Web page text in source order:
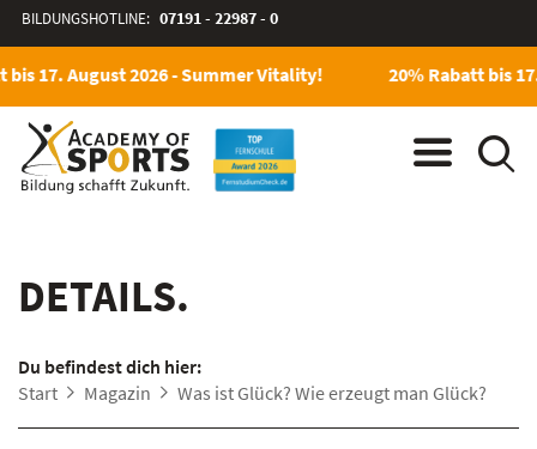
BILDUNGSHOTLINE: 07191 - 22987 - 0
bis 17. August 2026 - Summer Vitality! 20% Rabatt bis
DETAILS.
Du befindest dich hier:
Start
Magazin Was ist Glück? Wie erzeugt man Glück?